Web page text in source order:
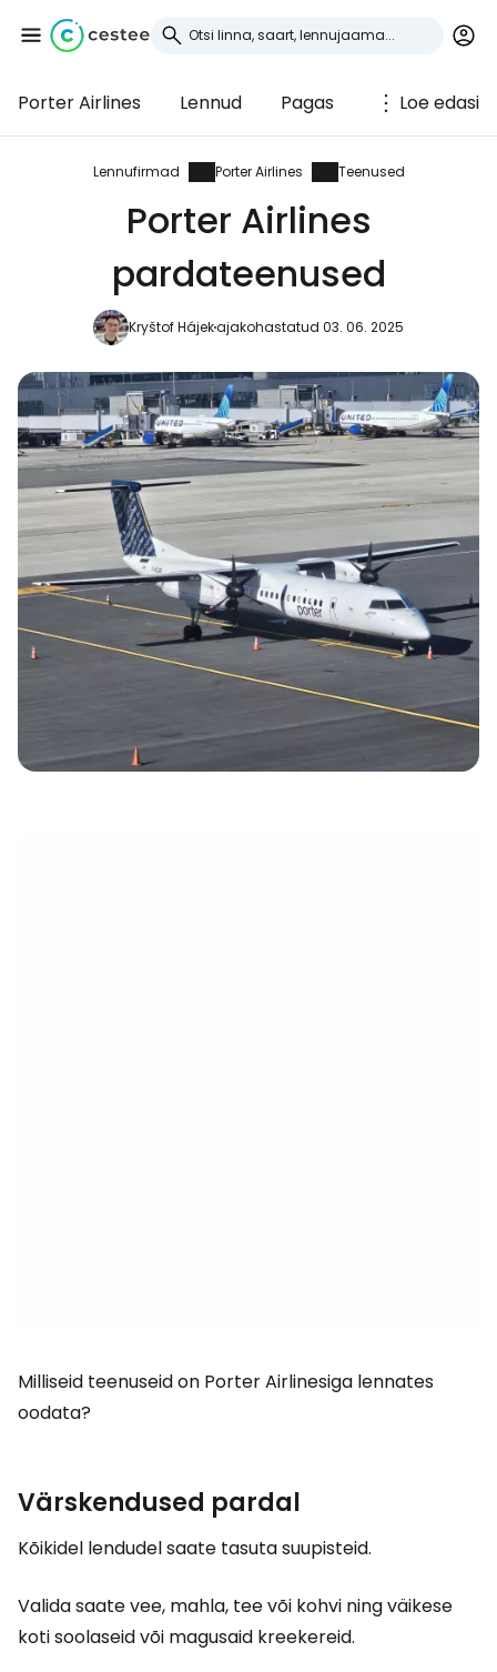
Porter Airlines Lennud Pagas Loe edasi
Lennufirmad Porter Airlines Teenused
Porter Airlines
pardateenused
Kryštof Hájekajakohastatud 03. 06. 2025
Milliseid teenuseid on Porter Airlinesiga lennates
oodata?
Värskendused pardal
Kõikidel lendudel saate tasuta suupisteid.
Valida saate vee, mahla, tee või kohvi ning väikese
koti soolaseid või magusaid kreekereid.
Logi sisse
Cestee'sse
... ülemaailmne reisikogukond
Jätka Facebookiga
Jätkake e-kirjaga